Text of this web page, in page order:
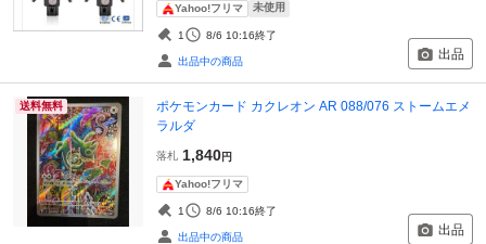
Yahoo!フリマ 未使用
1 8/6 10:16終了
出品中の商品 出品
送料無料
ポケモンカード カクレオン AR 088/076 ストームエメ
ラルダ
落札 1,840円
Yahoo!フリマ
1 8/6 10:16終了
出品中の商品 出品